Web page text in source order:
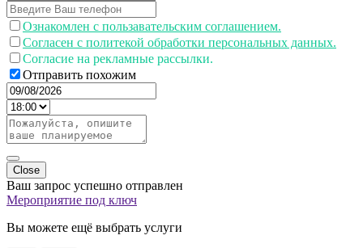
Ознакомлен с пользавательским соглашением.
Согласен с политекой обработки персональных данных.
Согласие на рекламные рассылки.
Отправить похожим
Close
Ваш запрос успешно отправлен
Мероприятие под ключ
Вы можете ещё выбрать услуги